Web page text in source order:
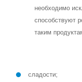
необходимо
способствуют
таким
сладости;